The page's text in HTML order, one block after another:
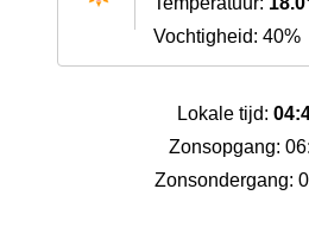
Vochtigheid: 40%
Lokale tijd:
Zonsopgang:
Zonsondergang: